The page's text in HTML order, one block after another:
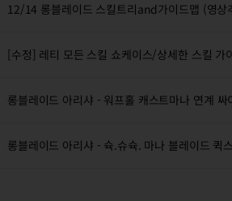
12/14 롱블레이드 스킬트리and가이드맵 (영상
[수정] 레티 모든 스킬 쇼케이스/상세한 스킬 가
롱블레이드 아리샤 - 워프홀 캐스트마나 연계 싸
롱블레이드 아리샤 - 슉.슈슉. 마나 블레이드 퀵